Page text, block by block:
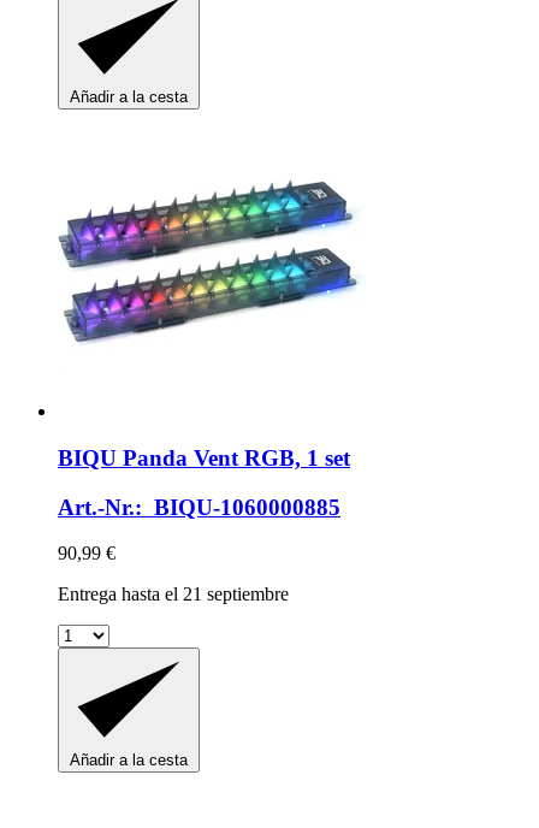
Añadir a la cesta
BIQU Panda Vent RGB, 1 set
Art.-Nr.: BIQU-1060000885
90,99 €
Entrega hasta el 21 septiembre
Añadir a la cesta